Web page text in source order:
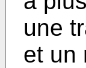
une
et un